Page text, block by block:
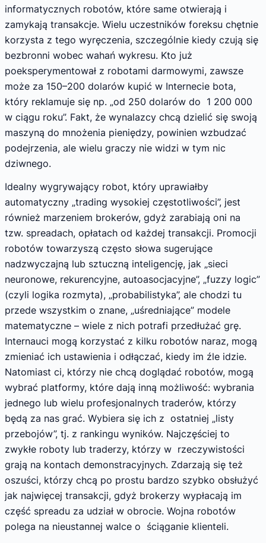
informatycznych robotów, które same otwierają i
zamykają transakcje. Wielu uczestników foreksu chętnie
korzysta z tego wyręczenia, szczególnie kiedy czują się
bezbronni wobec wahań wykresu. Kto już
poeksperymentował z robotami darmowymi, zawsze
może za 150–200 dolarów kupić w Internecie bota,
który reklamuje się np. „od 250 dolarów do 1 200 000
w ciągu roku”. Fakt, że wynalazcy chcą dzielić się swoją
maszyną do mnożenia pieniędzy, powinien wzbudzać
podejrzenia, ale wielu graczy nie widzi w tym nic
dziwnego.
Idealny wygrywający robot, który uprawiałby
automatyczny „trading wysokiej częstotliwości”, jest
również marzeniem brokerów, gdyż zarabiają oni na
tzw. spreadach, opłatach od każdej transakcji. Promocji
robotów towarzyszą często słowa sugerujące
nadzwyczajną lub sztuczną inteligencję, jak „sieci
neuronowe, rekurencyjne, autoasocjacyjne”, „fuzzy logic”
(czyli logika rozmyta), „probabilistyka”, ale chodzi tu
przede wszystkim o znane, „uśredniające” modele
matematyczne – wiele z nich potrafi przedłużać grę.
Internauci mogą korzystać z kilku robotów naraz, mogą
zmieniać ich ustawienia i odłączać, kiedy im źle idzie.
Natomiast ci, którzy nie chcą doglądać robotów, mogą
wybrać platformy, które dają inną możliwość: wybrania
jednego lub wielu profesjonalnych traderów, którzy
będą za nas grać. Wybiera się ich z ostatniej „listy
przebojów”, tj. z rankingu wyników. Najczęściej to
zwykłe roboty lub traderzy, którzy w rzeczywistości
grają na kontach demonstracyjnych. Zdarzają się też
oszuści, którzy chcą po prostu bardzo szybko obsłużyć
jak najwięcej transakcji, gdyż brokerzy wypłacają im
część spreadu za udział w obrocie. Wojna robotów
polega na nieustannej walce o ściąganie klienteli.